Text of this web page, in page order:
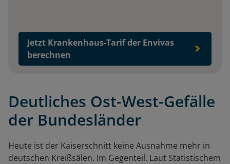
Jetzt Krankenhaus-Tarif der Envivas
berechnen
Deutliches Ost-West-Gefälle
der Bundesländer
Heute ist der Kaiserschnitt keine Ausnahme mehr in
deutschen Kreißsälen. Im Gegenteil. Laut Statistischem